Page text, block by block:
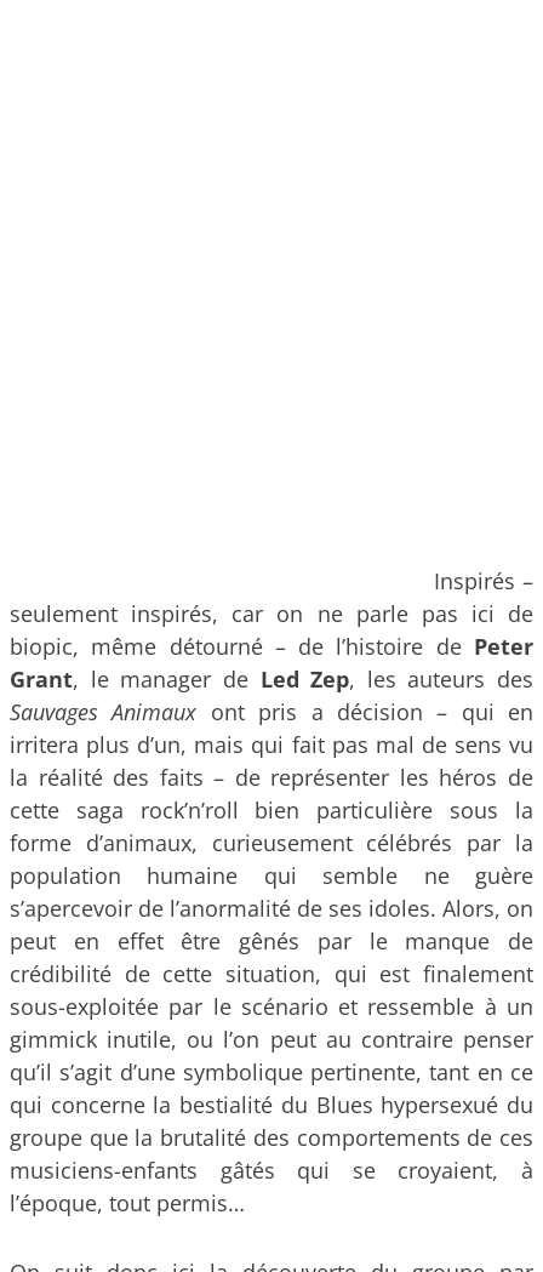
Inspirés –
seulement inspirés, car on ne parle pas ici de
biopic, même détourné – de l’histoire de Peter
Grant, le manager de Led Zep, les auteurs des
Sauvages Animaux ont pris a décision – qui en
irritera plus d’un, mais qui fait pas mal de sens vu
la réalité des faits – de représenter les héros de
cette saga rock’n’roll bien particulière sous la
forme d’animaux, curieusement célébrés par la
population humaine qui semble ne guère
s’apercevoir de l’anormalité de ses idoles. Alors, on
peut en effet être gênés par le manque de
crédibilité de cette situation, qui est finalement
sous-exploitée par le scénario et ressemble à un
gimmick inutile, ou l’on peut au contraire penser
qu’il s’agit d’une symbolique pertinente, tant en ce
qui concerne la bestialité du Blues hypersexué du
groupe que la brutalité des comportements de ces
musiciens-enfants gâtés qui se croyaient, à
l’époque, tout permis…